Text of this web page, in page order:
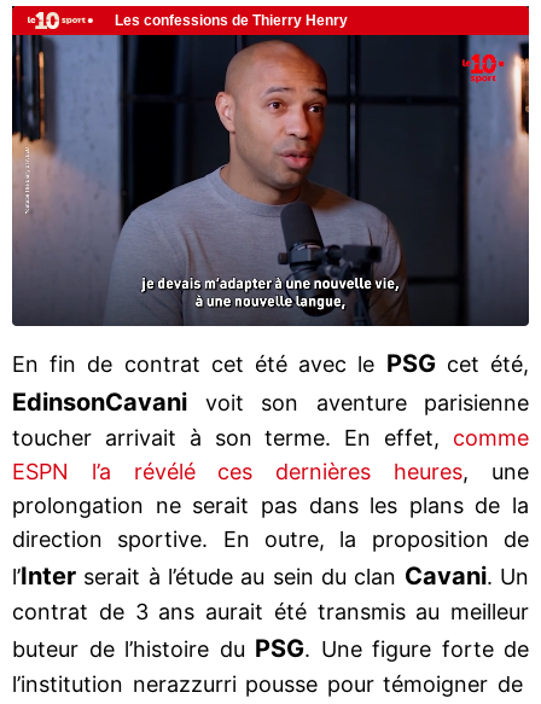
En fin de contrat cet été avec le PSGcet été,
EdinsonCavani voit son aventure parisienne
toucher arrivait à son terme. En effet, comme
ESPN l’a révélé ces dernières heures, une
prolongation ne serait pas dans les plans de la
direction sportive. En outre, la proposition de
l’Inter serait à l’étude au sein du clan Cavani. Un
contrat de 3 ans aurait été transmis au meilleur
buteur de l’histoire du PSG. Une figure forte de
l’institution nerazzurri pousse pour témoigner de